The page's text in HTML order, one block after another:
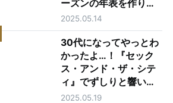
ーズンの年表を作りま
した
2025.05.14
30代になってやっとわ
かったよ…！『セック
ス・アンド・ザ・シテ
ィ』でずしりと響いた
言葉10選
2025.05.19